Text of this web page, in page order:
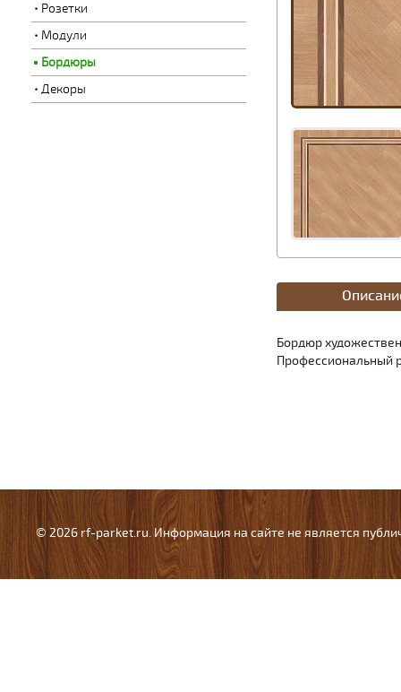
Розетки
Модули
Бордюры
Декоры
Бордюр
Профессиональный
© 2026 rf-parket.ru. Информация на сайте не является